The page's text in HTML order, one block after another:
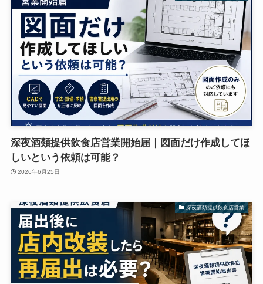
深夜酒類提供飲食店営業開始届｜図面だけ作成してほ
しいという依頼は可能？
2026年6月25日
深夜酒類提供飲食店営業